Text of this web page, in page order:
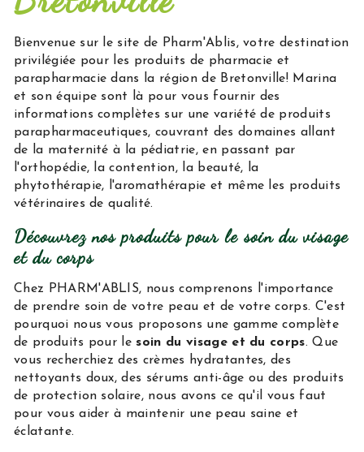
Bienvenue sur le site de Pharm'Ablis, votre destination
privilégiée pour les produits de pharmacie et
parapharmacie dans la région de Bretonville! Marina
et son équipe sont là pour vous fournir des
informations complètes sur une variété de produits
parapharmaceutiques, couvrant des domaines allant
de la maternité à la pédiatrie, en passant par
l'orthopédie, la contention, la beauté, la
phytothérapie, l'aromathérapie et même les produits
vétérinaires de qualité.
Découvrez nos produits pour le soin du visage
et du corps
Chez PHARM'ABLIS, nous comprenons l'importance
de prendre soin de votre peau et de votre corps. C'est
pourquoi nous vous proposons une gamme complète
de produits pour lesoin du visage et du corps. Que
vous recherchiez des crèmes hydratantes, des
nettoyants doux, des sérums anti-âge ou des produits
de protection solaire, nous avons ce qu'il vous faut
pour vous aider à maintenir une peau saine et
éclatante.